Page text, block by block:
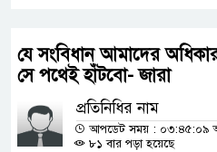
যে সংবিধান আমাদের
সে পথেই হাঁটবো- জারা
প্রতিনিধির নাম
আপডেট সময় : ০৩:৪৫:০৯
৮১ বার পড়া হয়েছে